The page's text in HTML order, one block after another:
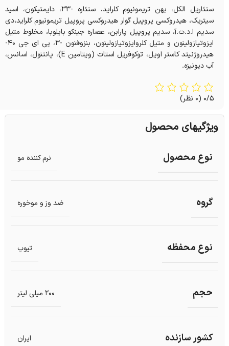
ستئاریل الکل، بهن تریمونیوم کلراید، ستئاره -33، دایمتیکون، اسید
سیتریک، هیدروکسی پروپیل گوار هیدروکسی پروپیل تریمونیوم کلراید،دی
سدیم ا.د.ت.آ، سدیم پروپیل پارابن، عصاره جینکو بایلوبا، مخلوط متیل
ایزوتیازولینون و متیل کلروایزوتیازولینون، بنزوفنون -3، پی ای جی 40-
هیدروژنیتد کاستر اویل، توکوفریل استات (ویتامین E)، پانتنول، اسانس،
آب دیونیزه.
0/5 (0 نظر)
ویژگیهای محصول
نوع محصول نرم کننده مو
گروه ضد وز و موخوره
نوع محفظه تیوپ
حجم 200 میلی لیتر
کشور سازنده ایران